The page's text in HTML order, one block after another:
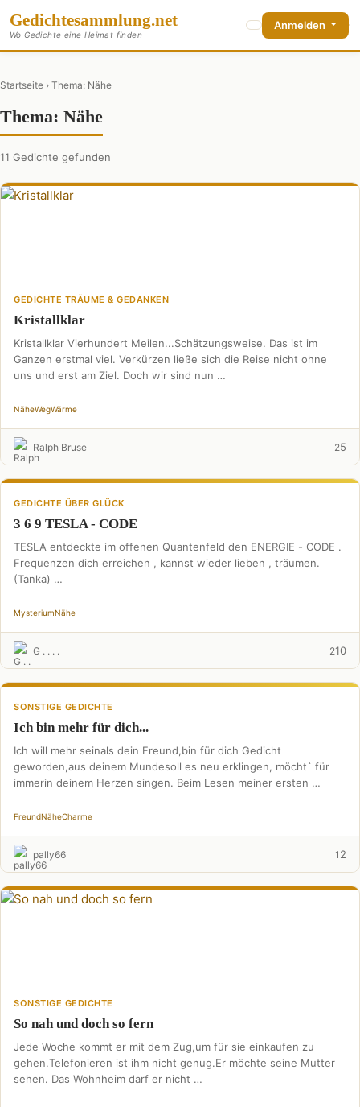
Gedichtesammlung.net
Wo Gedichte eine Heimat finden
Anmelden
Startseite › Thema: Nähe
Thema: Nähe
11 Gedichte gefunden
GEDICHTE TRÄUME & GEDANKEN
Kristallklar
Kristallklar Vierhundert Meilen...Schätzungsweise. Das ist im
Ganzen erstmal viel. Verkürzen ließe sich die Reise nicht ohne
uns und erst am Ziel. Doch wir sind nun …
NäheWegWärme
Ralph Bruse 25
GEDICHTE ÜBER GLÜCK
3 6 9 TESLA - CODE
TESLA entdeckte im offenen Quantenfeld den ENERGIE - CODE .
Frequenzen dich erreichen , kannst wieder lieben , träumen.
(Tanka) …
MysteriumNähe
G . . . . 210
SONSTIGE GEDICHTE
Ich bin mehr für dich...
Ich will mehr seinals dein Freund,bin für dich Gedicht
geworden,aus deinem Mundesoll es neu erklingen, möcht` für
immerin deinem Herzen singen. Beim Lesen meiner ersten …
FreundNäheCharme
pally66 1 2
SONSTIGE GEDICHTE
So nah und doch so fern
Jede Woche kommt er mit dem Zug,um für sie einkaufen zu
gehen.Telefonieren ist ihm nicht genug.Er möchte seine Mutter
sehen. Das Wohnheim darf er nicht …